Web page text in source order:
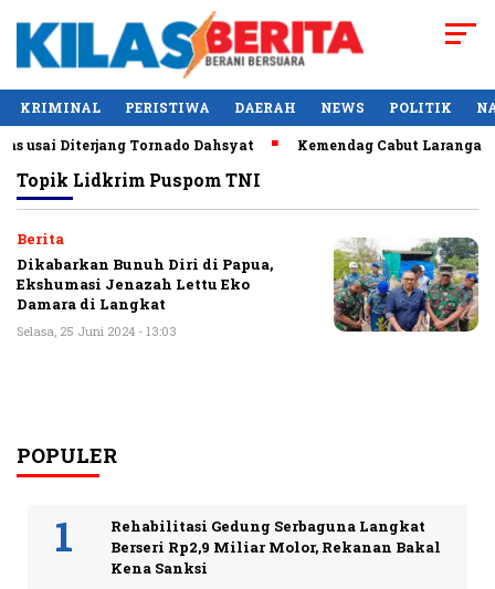
KRIMINAL PERISTIWA DAERAH NEWS POLITIK
usai Diterjang Tornado Dahsyat Kemendag Cabut Larangan
Topik Lidkrim Puspom TNI
Berita
Dikabarkan Bunuh Diri di Papua,
Ekshumasi Jenazah Lettu Eko
Damara di Langkat
Selasa, 25 Juni 2024 - 13:03
POPULER
Rehabilitasi Gedung Serbaguna Langkat
Berseri Rp2,9 Miliar Molor, Rekanan Bakal
Kena Sanksi